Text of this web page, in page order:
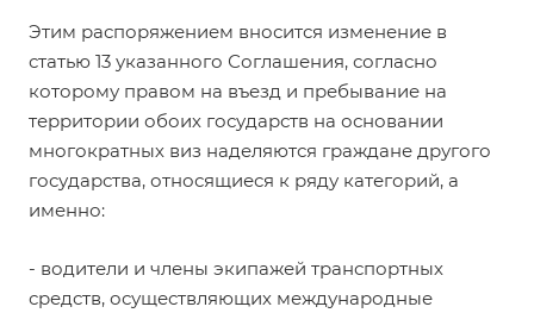
Этим распоряжением вносится изменение в
статью 13 указанного Соглашения, согласно
которому правом на въезд и пребывание на
территории обоих государств на основании
многократных виз наделяются граждане другого
государства, относящиеся к ряду категорий, а
именно:
- водители и члены экипажей транспортных
средств, осуществляющих международные